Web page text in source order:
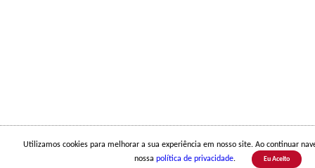
Utilizamos cookies para melhorar a sua experiência em nosso site. Ao continuar
nossa política de privacidade. Eu Aceito